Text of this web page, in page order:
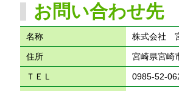
お問い合わせ先
名称 株式会社
住所 宮崎県宮崎
ＴＥＬ 0985-52-